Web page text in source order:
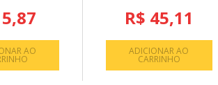
AO
R$ 45,11
ADICIONAR AO
CARRINHO